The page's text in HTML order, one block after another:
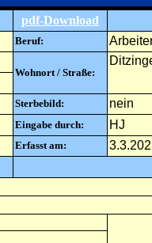
pdf-Download
Beruf:
Wohnort / Straße:
Sterbebild: nein
Eingabe durch: HJ
Erfasst am: